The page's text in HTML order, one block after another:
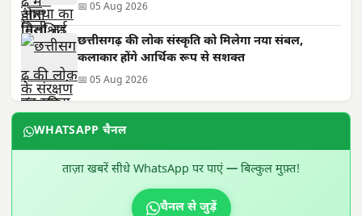
📅 05 Aug 2026
छत्तीसगढ़ की लोक संस्कृति को मिलेगा नया संबल,
कलाकार होंगे आर्थिक रूप से सशक्त
📅 05 Aug 2026
WHATSAPP चैनल
ताज़ा खबरें सीधे WhatsApp पर पाएं — बिल्कुल मुफ़्त!
चैनल से जुड़ें